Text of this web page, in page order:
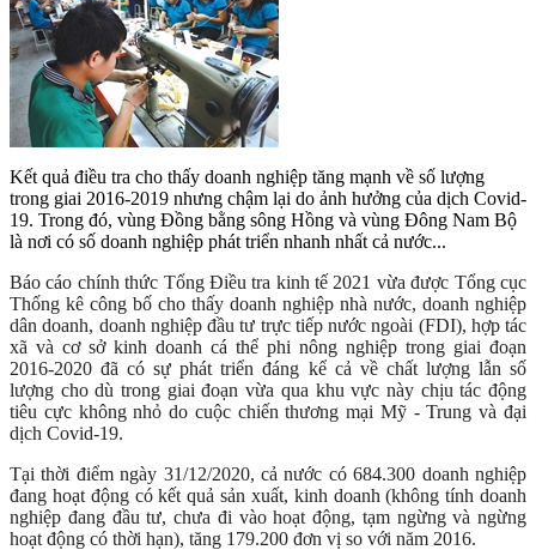
Kết quả điều tra cho thấy doanh nghiệp tăng mạnh về số lượng
trong giai 2016-2019 nhưng chậm lại do ảnh hưởng của dịch Covid-
19. Trong đó, vùng Đồng bằng sông Hồng và vùng Đông Nam Bộ
là nơi có số doanh nghiệp phát triển nhanh nhất cả nước...
Báo cáo chính thức Tổng Điều tra kinh tế 2021 vừa được Tổng cục
Thống kê công bố cho thấy doanh nghiệp nhà nước, doanh nghiệp
dân doanh, doanh nghiệp đầu tư trực tiếp nước ngoài (FDI), hợp tác
xã và cơ sở kinh doanh cá thể phi nông nghiệp trong giai đoạn
2016-2020 đã có sự phát triển đáng kể cả về chất lượng lẫn số
lượng cho dù trong giai đoạn vừa qua khu vực này chịu tác động
tiêu cực không nhỏ do cuộc chiến thương mại Mỹ - Trung và đại
dịch Covid-19.
Tại thời điểm ngày 31/12/2020, cả nước có 684.300 doanh nghiệp
đang hoạt động có kết quả sản xuất, kinh doanh (không tính doanh
nghiệp đang đầu tư, chưa đi vào hoạt động, tạm ngừng và ngừng
hoạt động có thời hạn), tăng 179.200 đơn vị so với năm 2016.